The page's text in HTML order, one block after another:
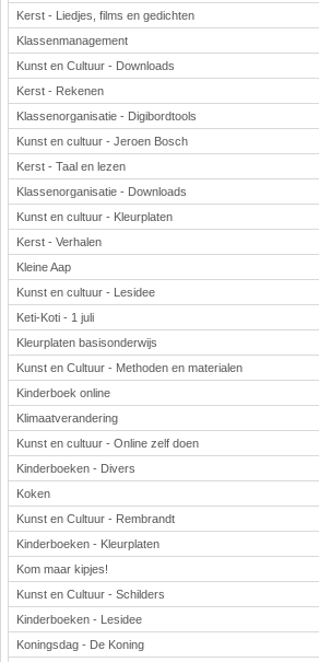
Kerst - Liedjes, films en gedichten
Klassenmanagement
Kunst en Cultuur - Downloads
Kerst - Rekenen
Klassenorganisatie - Digibordtools
Kunst en cultuur - Jeroen Bosch
Kerst - Taal en lezen
Klassenorganisatie - Downloads
Kunst en cultuur - Kleurplaten
Kerst - Verhalen
Kleine Aap
Kunst en cultuur - Lesidee
Keti-Koti - 1 juli
Kleurplaten basisonderwijs
Kunst en Cultuur - Methoden en materialen
Kinderboek online
Klimaatverandering
Kunst en cultuur - Online zelf doen
Kinderboeken - Divers
Koken
Kunst en Cultuur - Rembrandt
Kinderboeken - Kleurplaten
Kom maar kipjes!
Kunst en Cultuur - Schilders
Kinderboeken - Lesidee
Koningsdag - De Koning